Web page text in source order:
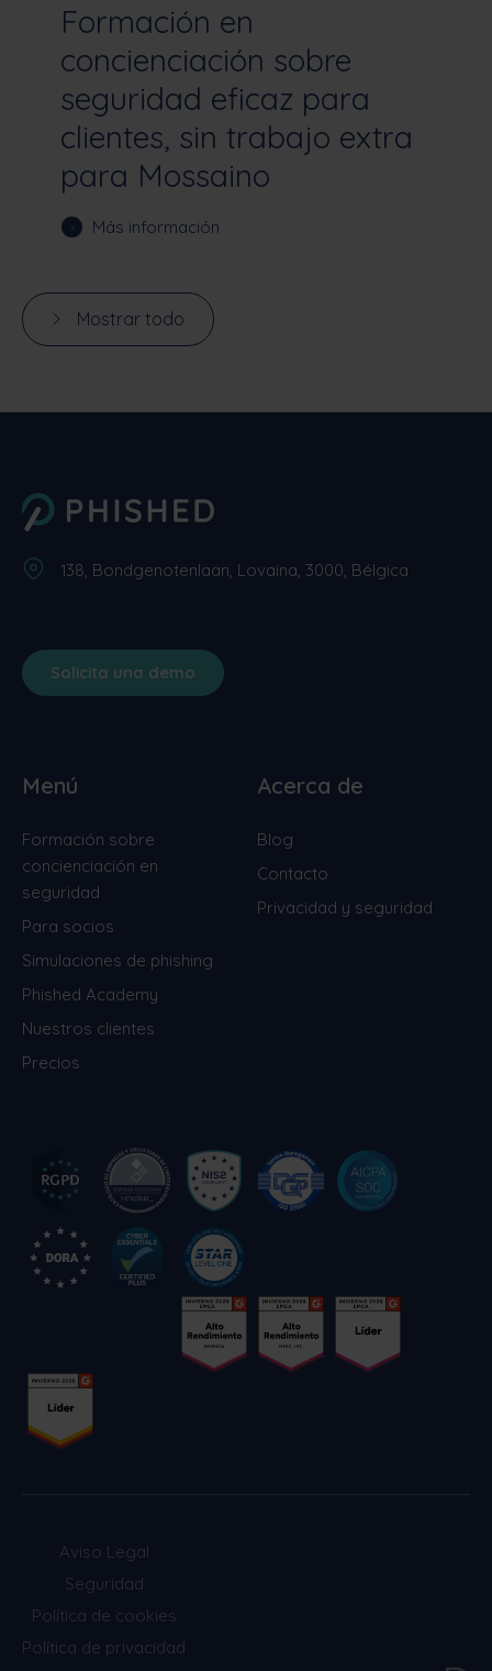
Formación en
concienciación sobre
seguridad eficaz para
clientes, sin trabajo extra
para Mossaino
Más información
Mostrar todo
138, Bondgenotenlaan, Lovaina, 3000, Bélgica
Solicita una demo
Menú
Formación sobre
concienciación en
seguridad
Para socios
Simulaciones de phishing
Phished Academy
Nuestros clientes
Precios
Acerca de
Blog
Contacto
Privacidad y seguridad
Política de privacidad
Política de cookies
Seguridad
Aviso Legal